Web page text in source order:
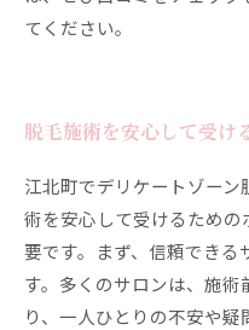
てください。
脱毛施術を安心して受け
江北町でデリケートゾーン
術を安心して受けるため
要です。まず、信頼できる
す。多くのサロンは、施
り、一人ひとりの不安や